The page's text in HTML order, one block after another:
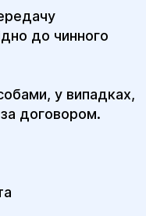
до чинного
у випадках,
договором.